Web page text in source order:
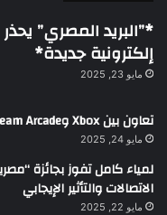
*”البريد المصري”
إلكترونية جديدة*
مايو 23, 2025
تعاون بين Xbox وAntstream Arcade
مايو 24, 2025
لمياء كامل تفوز بجائزة
الاتصالات والتأثير الإيجابي
مايو 22, 2025